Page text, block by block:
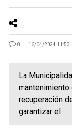
0 16/04/2024 11:53
La
recuperación
garantizar el